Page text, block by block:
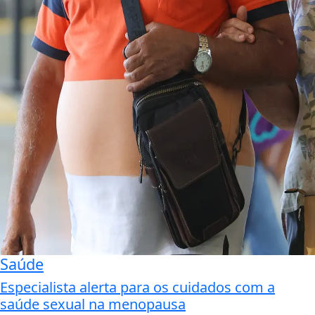
Saúde
Especialista alerta para os cuidados com a
saúde sexual na menopausa